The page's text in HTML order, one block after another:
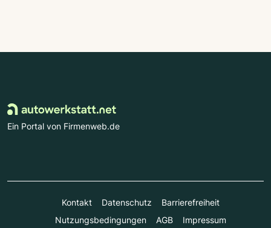
Ein Portal von Firmenweb.de
Kontakt Datenschutz
Barrierefreiheit
Nutzungsbedingungen
AGB Impressum